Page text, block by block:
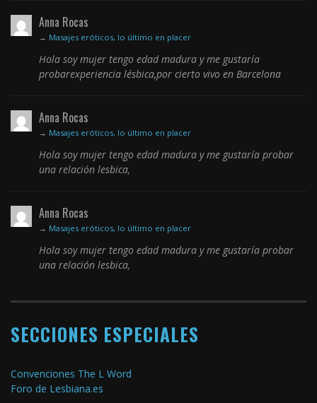
Anna Rocas
→ Masajes eróticos, lo último en placer
Hola soy mujer tengo edad madura y me gustaría
probarexperiencia lésbica,por cierto vivo en Barcelona
Anna Rocas
→ Masajes eróticos, lo último en placer
Hola soy mujer tengo edad madura y me gustaría probar
una relación lesbica,
Anna Rocas
→ Masajes eróticos, lo último en placer
Hola soy mujer tengo edad madura y me gustaría probar
una relación lesbica,
SECCIONES ESPECIALES
Convenciones The L Word
Foro de Lesbiana.es